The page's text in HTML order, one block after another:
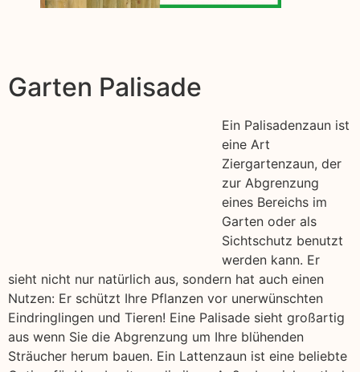
Garten Palisade
Ein Palisadenzaun ist
eine Art
Ziergartenzaun, der
zur Abgrenzung
eines Bereichs im
Garten oder als
Sichtschutz benutzt
werden kann. Er
sieht nicht nur natürlich aus, sondern hat auch einen
Nutzen: Er schützt Ihre Pflanzen vor unerwünschten
Eindringlingen und Tieren! Eine Palisade sieht großartig
aus wenn Sie die Abgrenzung um Ihre blühenden
Sträucher herum bauen. Ein Lattenzaun ist eine beliebte